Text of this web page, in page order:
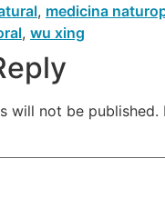
, medicina
, wu xing
will not be published.